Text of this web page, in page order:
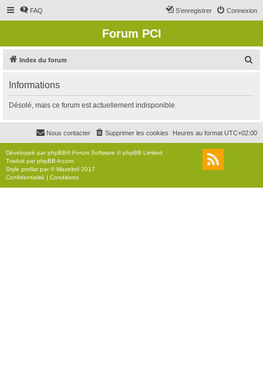
FAQ Connexion
S’enregistrer
Forum PCI
Index du forum
r
c
r
Informations
Désolé, mais ce forum est actuellement indisponible.
Heures au format UTC+02:00
Supprimer les cookies
Nous contacter
Développé parphpBB® Forum Software © phpBB Limited
Traduit parphpBB-fr.com
Style proflat par ©Mazeltof 2017
Confidentialité | Conditions